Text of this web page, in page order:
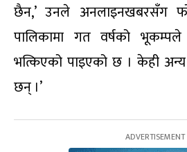
छैन,’ उनले अनलाइनखबरसँग
पालिकामा गत वर्षको
भत्किएको पाइएको छ । केही
छन् ।’